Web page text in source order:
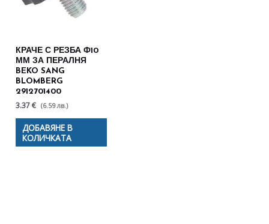
КРАЧЕ С РЕЗБА Ф10
ММ ЗА ПЕРАЛНЯ
BEKO SANG
BLOMBERG
2912701400
3.37 € (6.59 лв.)
ДОБАВЯНЕ В
КОЛИЧКАТА